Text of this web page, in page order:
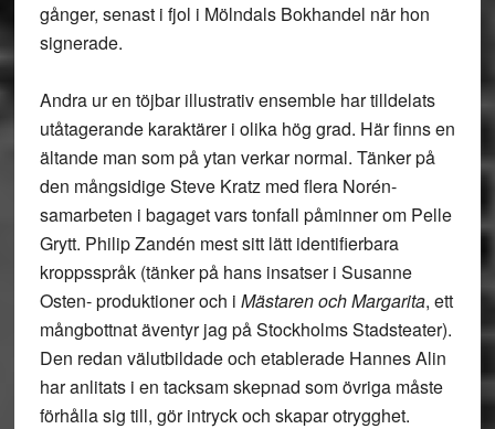
gånger, senast i fjol i Mölndals Bokhandel när hon
signerade.
Andra ur en töjbar illustrativ ensemble har tilldelats
utåtagerande karaktärer i olika hög grad. Här finns en
ältande man som på ytan verkar normal. Tänker på
den mångsidige Steve Kratz med flera Norén-
samarbeten i bagaget vars tonfall påminner om Pelle
Grytt. Philip Zandén mest sitt lätt identifierbara
kroppsspråk (tänker på hans insatser i Susanne
Osten- produktioner och i Mästaren och Margarita, ett
mångbottnat äventyr jag på Stockholms Stadsteater).
Den redan välutbildade och etablerade Hannes Alin
har anlitats i en tacksam skepnad som övriga måste
förhålla sig till, gör intryck och skapar otrygghet.